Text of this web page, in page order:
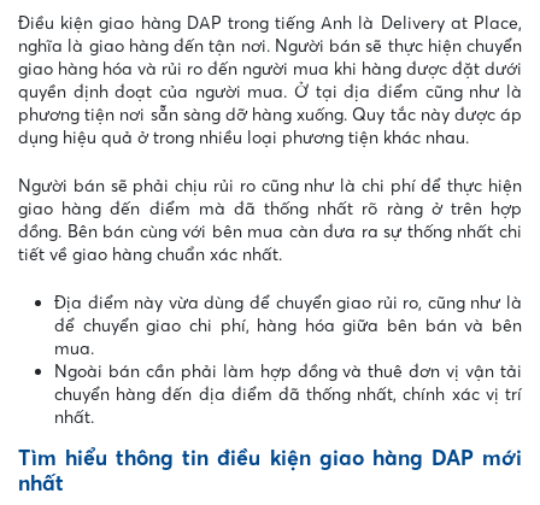
Điều kiện giao hàng DAP trong tiếng Anh là Delivery at Place,
nghĩa là giao hàng đến tận nơi. Người bán sẽ thực hiện chuyển
giao hàng hóa và rủi ro đến người mua khi hàng được đặt dưới
quyền định đoạt của người mua. Ở tại địa điểm cũng như là
phương tiện nơi sẵn sàng dỡ hàng xuống. Quy tắc này được áp
dụng hiệu quả ở trong nhiều loại phương tiện khác nhau.
Người bán sẽ phải chịu rủi ro cũng như là chi phí để thực hiện
giao hàng đến điểm mà đã thống nhất rõ ràng ở trên hợp
đồng. Bên bán cùng với bên mua càn đưa ra sự thống nhất chi
tiết về giao hàng chuẩn xác nhất.
Địa điểm này vừa dùng để chuyển giao rủi ro, cũng như là
để chuyển giao chi phí, hàng hóa giữa bên bán và bên
mua.
Ngoài bán cần phải làm hợp đồng và thuê đơn vị vận tải
chuyển hàng đến địa điểm đã thống nhất, chính xác vị trí
nhất.
Tìm hiểu thông tin điều kiện giao hàng DAP mới
nhất